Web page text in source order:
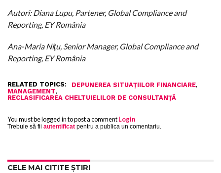
Autori: Diana Lupu, Partener, Global Compliance and
Reporting, EY România
Ana-Maria Niţu, Senior Manager, Global Compliance and
Reporting, EY România
RELATED TOPICS: DEPUNEREA SITUAȚIILOR FINANCIARE,
MANAGEMENT,
RECLASIFICAREA CHELTUIELILOR DE CONSULTANȚĂ
You must be logged in to post a commentLogin
Trebuie să fii autentificat pentru a publica un comentariu.
CELE MAI CITITE ȘTIRI